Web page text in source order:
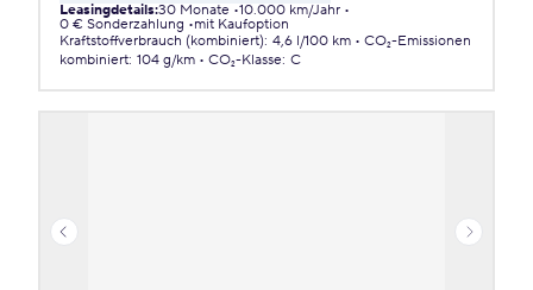
Leasingdetails:30 Monate 10.000 km/Jahr
0 € Sonderzahlung
mit Kaufoption
Kraftstoffverbrauch (kombiniert): 4,6 l/100 km
CO₂-Emissionen
kombiniert: 104 g/km CO₂-Klasse: C